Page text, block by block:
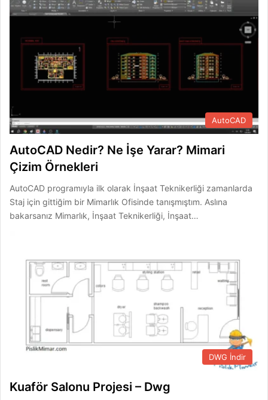
AutoCAD
AutoCAD Nedir? Ne İşe Yarar? Mimari
Çizim Örnekleri
AutoCAD programıyla ilk olarak İnşaat Teknikerliği zamanlarda
Staj için gittiğim bir Mimarlık Ofisinde tanışmıştım. Aslına
bakarsanız Mimarlık, İnşaat Teknikerliği, İnşaat…
DWG İndir
Kuaför Salonu Projesi – Dwg